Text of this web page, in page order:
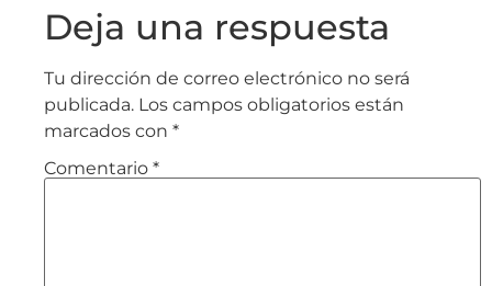
Deja una respuesta
Tu dirección de correo electrónico no será
publicada. Los campos obligatorios están
marcados con *
Comentario *